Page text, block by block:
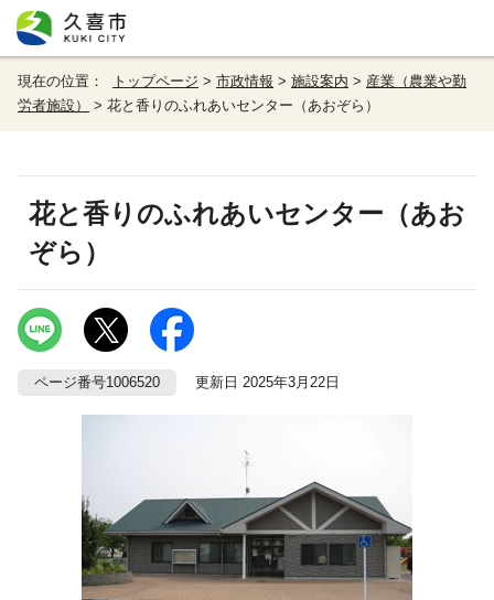
現在の位置： トップページ > 市政情報 > 施設案内 > 産業（農業や勤
労者施設）
> 花と香りのふれあいセンター（あおぞら）
花と香りのふれあいセンター（あお
ぞら）
ページ番号1006520 更新日 2025年3月22日